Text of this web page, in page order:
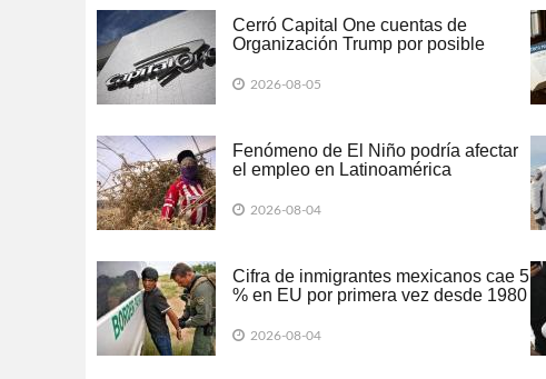
Cerró Capital One cuentas de
Organización Trump por posible
2026-08-05
Fenómeno de El Niño podría afectar
el empleo en Latinoamérica
2026-08-04
Cifra de inmigrantes mexicanos cae 5
% en EU por primera vez desde 1980
2026-08-04